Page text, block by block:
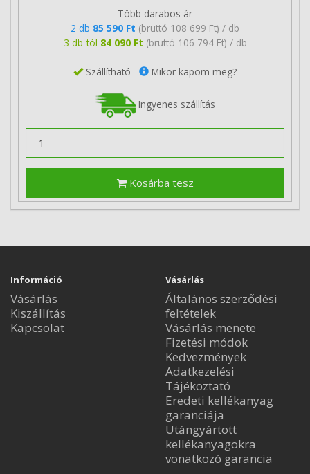
Több darabos ár
2 db 85 590 Ft (bruttó 108 699 Ft) / db
3 db-tól 84 090 Ft (bruttó 106 794 Ft) / db
Szállítható Mikor kapom meg?
Ingyenes szállítás
Kosárba tesz
Információ
Vásárlás
Kiszállítás
Kapcsolat
Vásárlás
Általános szerződési
feltételek
Vásárlás menete
Fizetési módok
Kedvezmények
Adatkezelési
Tájékoztató
Eredeti kellékanyag
garanciája
Utángyártott
kellékanyagokra
vonatkozó garancia